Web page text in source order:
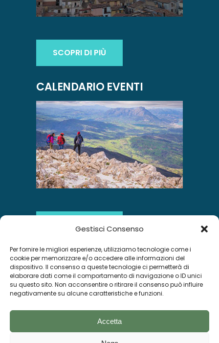
Gestisci Consenso
Per fornire le migliori esperienze, utilizziamo tecnologie come i
cookie per memorizzare e/o accedere alle informazioni del
dispositivo. Il consenso a queste tecnologie ci permetterà di
elaborare dati come il comportamento di navigazione o ID unici
su questo sito. Non acconsentire o ritirare il consenso può influire
negativamente su alcune caratteristiche e funzioni.
Accetta
SCOPRI DI PIÙ
CALENDARIO EVENTI
SCOPRI DI PIÙ
INSTAGRAM
Segui su Instagram